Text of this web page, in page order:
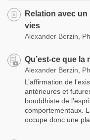
Relation avec
vies
Alexander Berzin,
Qu’est-ce que la
Alexander Berzin,
L’affirmation de
antérieures et
bouddhiste de
comportementaux.
occupe donc une